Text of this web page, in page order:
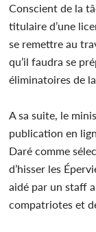
Conscient de la
titulaire d’une
se remettre au
qu’il faudra se
éliminatoires de la
A sa suite, le
publication en
Daré comme
d’hisser les
aidé par un staff
compatriotes et